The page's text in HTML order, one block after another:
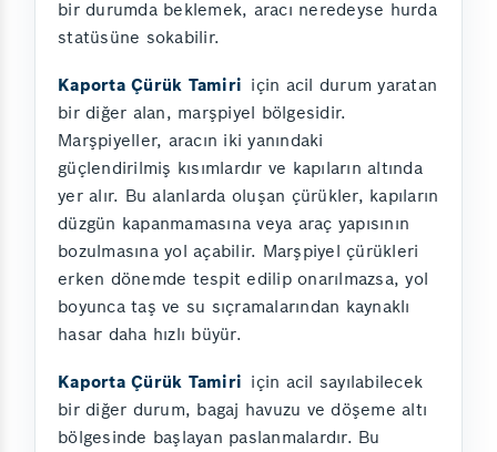
bir durumda beklemek, aracı neredeyse hurda
statüsüne sokabilir.
Kaporta Çürük Tamiri için acil durum yaratan
bir diğer alan, marşpiyel bölgesidir.
Marşpiyeller, aracın iki yanındaki
güçlendirilmiş kısımlardır ve kapıların altında
yer alır. Bu alanlarda oluşan çürükler, kapıların
düzgün kapanmamasına veya araç yapısının
bozulmasına yol açabilir. Marşpiyel çürükleri
erken dönemde tespit edilip onarılmazsa, yol
boyunca taş ve su sıçramalarından kaynaklı
hasar daha hızlı büyür.
Kaporta Çürük Tamiri için acil sayılabilecek
bir diğer durum, bagaj havuzu ve döşeme altı
bölgesinde başlayan paslanmalardır. Bu